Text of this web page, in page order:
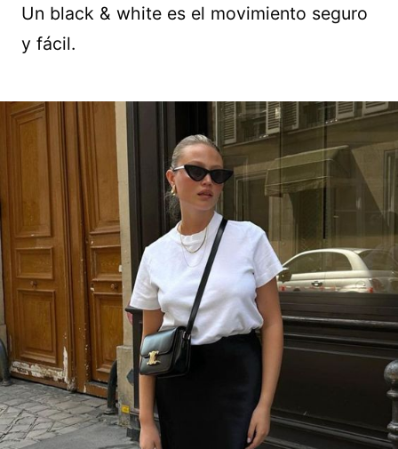
Un black & white es el movimiento seguro
y fácil.